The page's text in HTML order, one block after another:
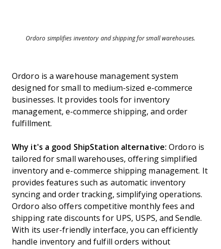
Ordoro simplifies inventory and shipping for small warehouses.
Ordoro is a warehouse management system
designed for small to medium-sized e-commerce
businesses. It provides tools for inventory
management, e-commerce shipping, and order
fulfillment.
Why it's a good ShipStation alternative: Ordoro is
tailored for small warehouses, offering simplified
inventory and e-commerce shipping management. It
provides features such as automatic inventory
syncing and order tracking, simplifying operations.
Ordoro also offers competitive monthly fees and
shipping rate discounts for UPS, USPS, and Sendle.
With its user-friendly interface, you can efficiently
handle inventory and fulfill orders without